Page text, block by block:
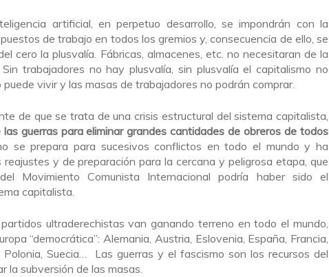
artificial, en perpetuo desarrollo, se impondrán con la
de trabajo en todos los gremios y, consecuencia de ello, se
cero la plusvalía. Fábricas, almacenes, etc. no necesitaran de la
trabajadores no hay plusvalía, sin plusvalía el capitalismo no
vivir y las masas de trabajadores no podrán comprar.
de que se trata de una crisis estructural del sistema capitalista,
guerras para eliminar grandes cantidades de obreros de todos
se prepara para sucesivos conflictos en todo el mundo y ha
y de preparación para la cercana y peligrosa etapa, que
Movimiento Comunista Internacional podría haber sido el
capitalista.
ultraderechistas van ganando terreno en todo el mundo,
“democrática”: Alemania, Austria, Eslovenia, España, Francia,
Polonia, Suecia… Las guerras y el fascismo son los recursos del
la subversión de las masas.